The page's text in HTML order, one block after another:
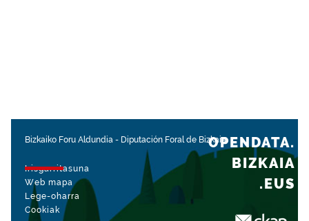
Bizkaiko Foru Aldundia - Diputación Foral de Bizkaia
Irisgarritasuna
Web mapa
Lege-oharra
Cookiak
OPENDATA.
BIZKAIA
.EUS